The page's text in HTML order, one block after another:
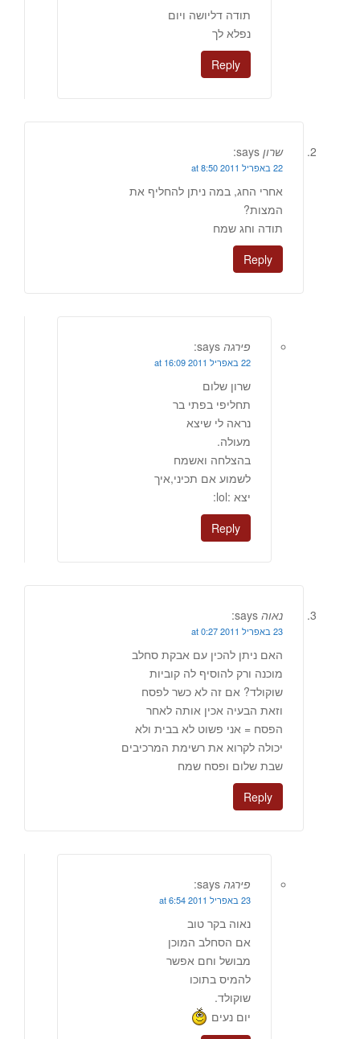
תודה דליושה ויום
נפלא לך
Reply
שרון says:
22 באפריל 2011 at 8:50
אחרי החג, במה ניתן להחליף את
המצות?
תודה וחג שמח
Reply
פירגה says:
22 באפריל 2011 at 16:09
שרון שלום
תחליפי בפתי בר
נראה לי שיצא
מעולה.
בהצלחה ואשמח
לשמוע אם תכיני,איך
יצא :lol:
Reply
נאוה says:
23 באפריל 2011 at 0:27
האם ניתן להכין עם אבקת סחלב
מוכנה ורק להוסיף לה קוביות
שוקולד? אם זה לא כשר לפסח
וזאת הבעיה אכין אותה לאחר
הפסח = אני פשוט לא בבית ולא
יכולה לקרוא את רשימת המרכיבים
שבת שלום ופסח שמח
Reply
פירגה says:
23 באפריל 2011 at 6:54
נאוה בקר טוב
אם הסחלב המוכן
מבושל וחם אפשר
להמיס בתוכו
שוקולד.
יום נעים